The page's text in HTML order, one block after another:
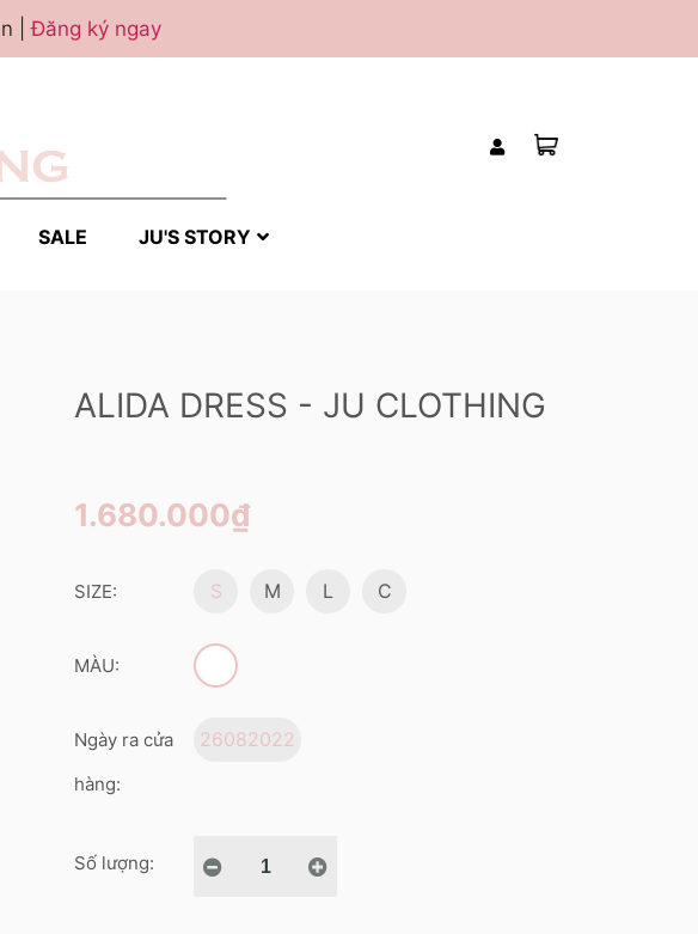
|Đăng ký ngay
SALE JU'S STORY
ALIDA DRESS - JU CLOTHING
1.680.000₫
SIZE: S M L C
MÀU:
Ngày ra cửa
hàng:
26082022
Số lượng: